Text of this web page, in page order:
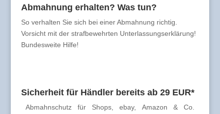
Abmahnung erhalten? Was tun?
So verhalten Sie sich bei einer Abmahnung richtig.
Vorsicht mit der strafbewehrten Unterlassungserklärung!
Bundesweite Hilfe!
Sicherheit für Händler bereits ab 29 EUR*
Abmahnschutz für Shops, ebay, Amazon & Co.